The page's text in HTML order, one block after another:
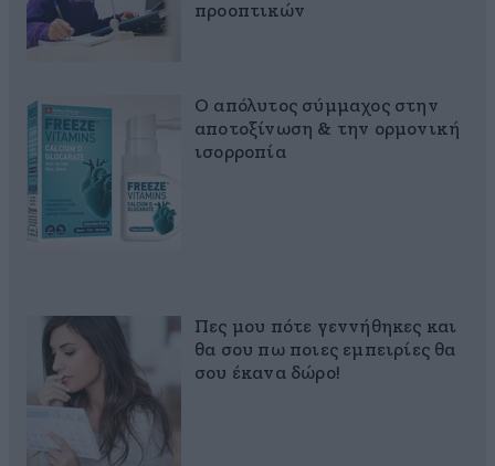
προοπτικών
Ο απόλυτος σύμμαχος στην
αποτοξίνωση & την ορμονική
ισορροπία
Πες μου πότε γεννήθηκες και
θα σου πω ποιες εμπειρίες θα
σου έκανα δώρο!